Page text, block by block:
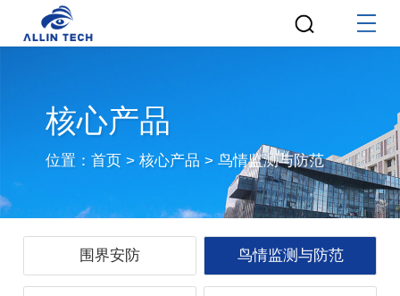
核心产品
位置：首页 >核心产品 >鸟情监测与防范
围界安防 鸟情监测与防范